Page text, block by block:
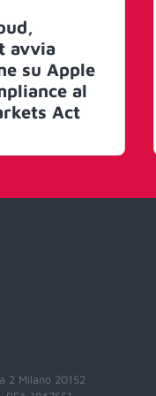
avvia
su Apple
al
Act
2 Milano 20152